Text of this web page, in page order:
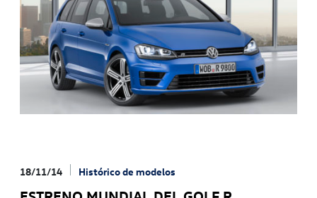
hoy ya se admiten pedidos por un precio de 33.460
euros.
18/11/14 Histórico de modelos